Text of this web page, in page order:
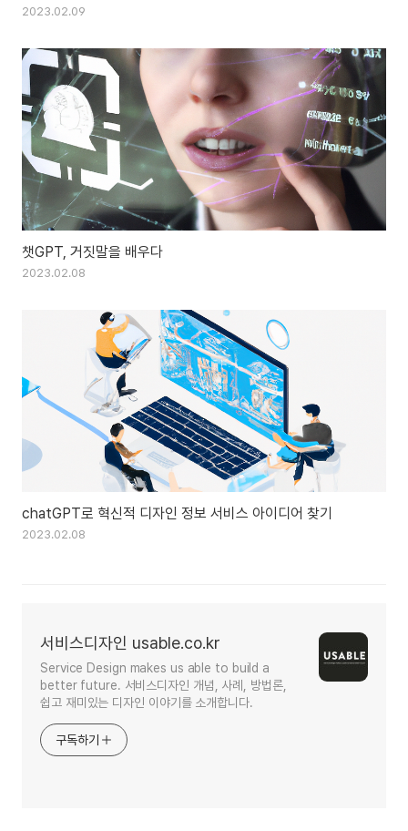
2023.02.09
챗GPT, 거짓말을 배우다
2023.02.08
chatGPT로 혁신적 디자인 정보 서비스 아이디어 찾기
2023.02.08
서비스디자인 usable.co.kr
Service Design makes us able to build a
better future. 서비스디자인 개념, 사례, 방법론,
쉽고 재미있는 디자인 이야기를 소개합니다.
구독하기